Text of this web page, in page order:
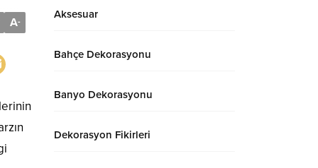
A-
Aksesuar
Bahçe Dekorasyonu
Banyo Dekorasyonu
Dekorasyon Fikirleri